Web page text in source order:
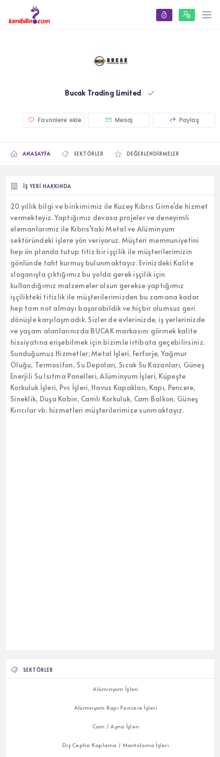
Bucak Trading Limited
Favorilere ekle Mesaj Paylaş
ANASAYFA SEKTÖRLER DEĞERLENDIRMELER
İŞ YERI HAKKINDA
20 yıllık bilgi ve birikimimiz ile Kuzey Kıbrıs Girne’de hizmet
vermekteyiz. Yaptığımız devasa projeler ve deneyimli
elemanlarımız ile Kıbrıs’taki Metal ve Alüminyum
sektöründeki işlere yön veriyoruz. Müşteri memnuniyetini
hep ön planda tutup titiz bir işçilik ile müşterilerimizin
gönlünde taht kurmuş bulunmaktayız. Evinizdeki Kalite
sloganıyla çıktığımız bu yolda gerek işçilik için
kullandığımız malzemeler olsun gerekse yaptığımız
işçilikteki titizlik ile müşterilerimizden bu zamana kadar
hep tam not almayı başarabildik ve hiçbir olumsuz geri
dönüşle karşılaşmadık. Sizler de evlerinizde, iş yerlerinizde
ve yaşam alanlarınızda BUCAK markasını görmek kalite
hissiyatına erişebilmek için bizimle irtibata geçebilirsiniz.
Sunduğumuz Hizmetler; Metal İşleri, Ferforje, Yağmur
Oluğu, Termosifon, Su Depoları, Sıcak Su Kazanları, Güneş
Enerjili Su Isıtma Panelleri, Alüminyum İşleri, Küpeşte
Korkuluk İşleri, Pvc İşleri, Havuz Kapakları, Kapı, Pencere,
Sineklik, Duşa Kabin, Camlı Korkuluk, Cam Balkon, Güneş
Kırıcılar vb. hizmetleri müşterilerimize sunmaktayız.
SEKTÖRLER
Alüminyum İşleri
Alüminyum Kapı Pencere İşleri
Cam / Ayna İşleri
Dış Cephe Kaplama / Mantolama İşleri